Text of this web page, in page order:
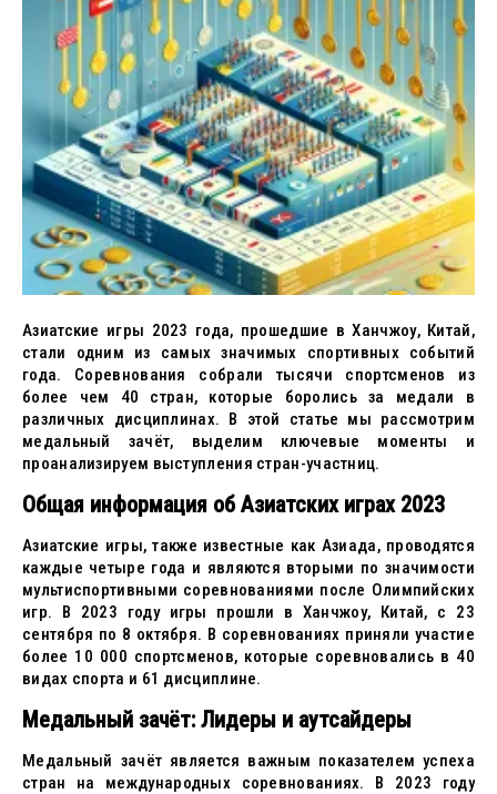
Азиатские игры 2023 года, прошедшие в Ханчжоу, Китай,
стали одним из самых значимых спортивных событий
года. Соревнования собрали тысячи спортсменов из
более чем 40 стран, которые боролись за медали в
различных дисциплинах. В этой статье мы рассмотрим
медальный зачёт, выделим ключевые моменты и
проанализируем выступления стран-участниц.
Общая информация об Азиатских играх 2023
Азиатские игры, также известные как Азиада, проводятся
каждые четыре года и являются вторыми по значимости
мультиспортивными соревнованиями после Олимпийских
игр. В 2023 году игры прошли в Ханчжоу, Китай, с 23
сентября по 8 октября. В соревнованиях приняли участие
более 10 000 спортсменов, которые соревновались в 40
видах спорта и 61 дисциплине.
Медальный зачёт: Лидеры и аутсайдеры
Медальный зачёт является важным показателем успеха
стран на международных соревнованиях. В 2023 году